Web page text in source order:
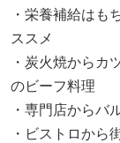
・栄養補給は
ススメ
・炭火焼から
のビーフ料理
・専門店から
・ビストロか